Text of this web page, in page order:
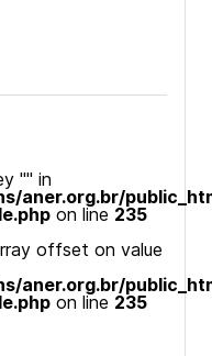
"" in
aner.org.br/
on line 235
offset on value
aner.org.br/
on line 235